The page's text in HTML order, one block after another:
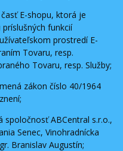
E-shopu, ktorá je
funkcií
prostredí E-
Tovaru, resp.
Tovaru, resp. Služby;
zákon číslo 40/1964
spoločnosť ABCentral s.r.o.,
Senec, Vinohradnícka
Branislav Augustín;